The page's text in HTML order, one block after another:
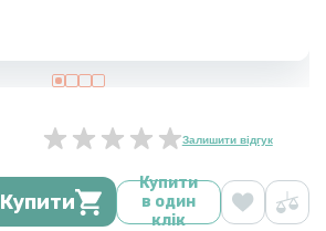
Залишити відгук
Купити
Купити
в один
клік